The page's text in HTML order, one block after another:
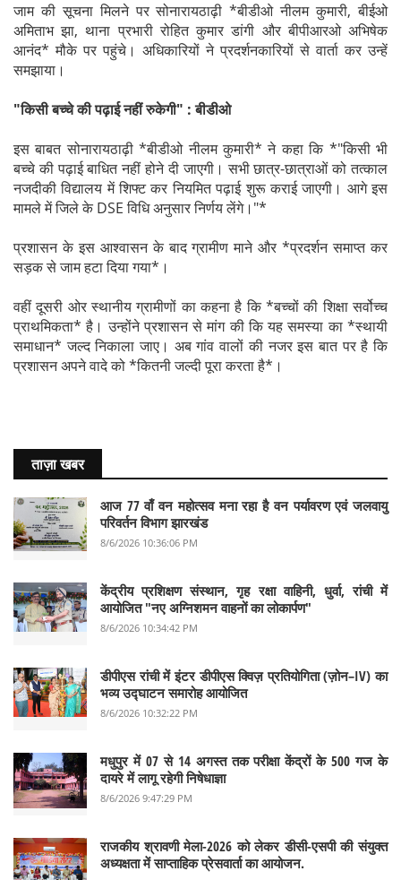
जाम की सूचना मिलने पर सोनारायठाढ़ी *बीडीओ नीलम कुमारी, बीईओ
अमिताभ झा, थाना प्रभारी रोहित कुमार डांगी और बीपीआरओ अभिषेक
आनंद* मौके पर पहुंचे। अधिकारियों ने प्रदर्शनकारियों से वार्ता कर उन्हें
समझाया।
"किसी बच्चे की पढ़ाई नहीं रुकेगी" : बीडीओ
इस बाबत सोनारायठाढ़ी *बीडीओ नीलम कुमारी* ने कहा कि *"किसी भी
बच्चे की पढ़ाई बाधित नहीं होने दी जाएगी। सभी छात्र-छात्राओं को तत्काल
नजदीकी विद्यालय में शिफ्ट कर नियमित पढ़ाई शुरू कराई जाएगी। आगे इस
मामले में जिले के DSE विधि अनुसार निर्णय लेंगे।"*
प्रशासन के इस आश्वासन के बाद ग्रामीण माने और *प्रदर्शन समाप्त कर
सड़क से जाम हटा दिया गया*।
वहीं दूसरी ओर स्थानीय ग्रामीणों का कहना है कि *बच्चों की शिक्षा सर्वोच्च
प्राथमिकता* है। उन्होंने प्रशासन से मांग की कि यह समस्या का *स्थायी
समाधान* जल्द निकाला जाए। अब गांव वालों की नजर इस बात पर है कि
प्रशासन अपने वादे को *कितनी जल्दी पूरा करता है*।
ताज़ा खबर
आज 77 वाँ वन महोत्सव मना रहा है वन पर्यावरण एवं जलवायु
परिवर्तन विभाग झारखंड
8/6/2026 10:36:06 PM
केंद्रीय प्रशिक्षण संस्थान, गृह रक्षा वाहिनी, धुर्वा, रांची में
आयोजित "नए अग्निशमन वाहनों का लोकार्पण"
8/6/2026 10:34:42 PM
डीपीएस रांची में इंटर डीपीएस क्विज़ प्रतियोगिता (ज़ोन–IV) का
भव्य उद्घाटन समारोह आयोजित
8/6/2026 10:32:22 PM
मधुपुर में 07 से 14 अगस्त तक परीक्षा केंद्रों के 500 गज के
दायरे में लागू रहेगी निषेधाज्ञा
8/6/2026 9:47:29 PM
राजकीय श्रावणी मेला-2026 को लेकर डीसी-एसपी की संयुक्त
अध्यक्षता में साप्ताहिक प्रेसवार्ता का आयोजन.